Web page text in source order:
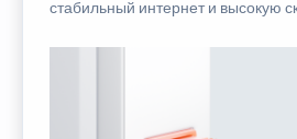
стабильный интернет и высокую